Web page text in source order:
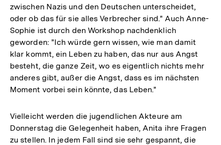
zwischen Nazis und den Deutschen unterscheidet,
oder ob das für sie alles Verbrecher sind." Auch Anne-
Sophie ist durch den Workshop nachdenklich
geworden: "Ich würde gern wissen, wie man damit
klar kommt, ein Leben zu haben, das nur aus Angst
besteht, die ganze Zeit, wo es eigentlich nichts mehr
anderes gibt, außer die Angst, dass es im nächsten
Moment vorbei sein könnte, das Leben."
Vielleicht werden die jugendlichen Akteure am
Donnerstag die Gelegenheit haben, Anita ihre Fragen
zu stellen. In jedem Fall sind sie sehr gespannt, die